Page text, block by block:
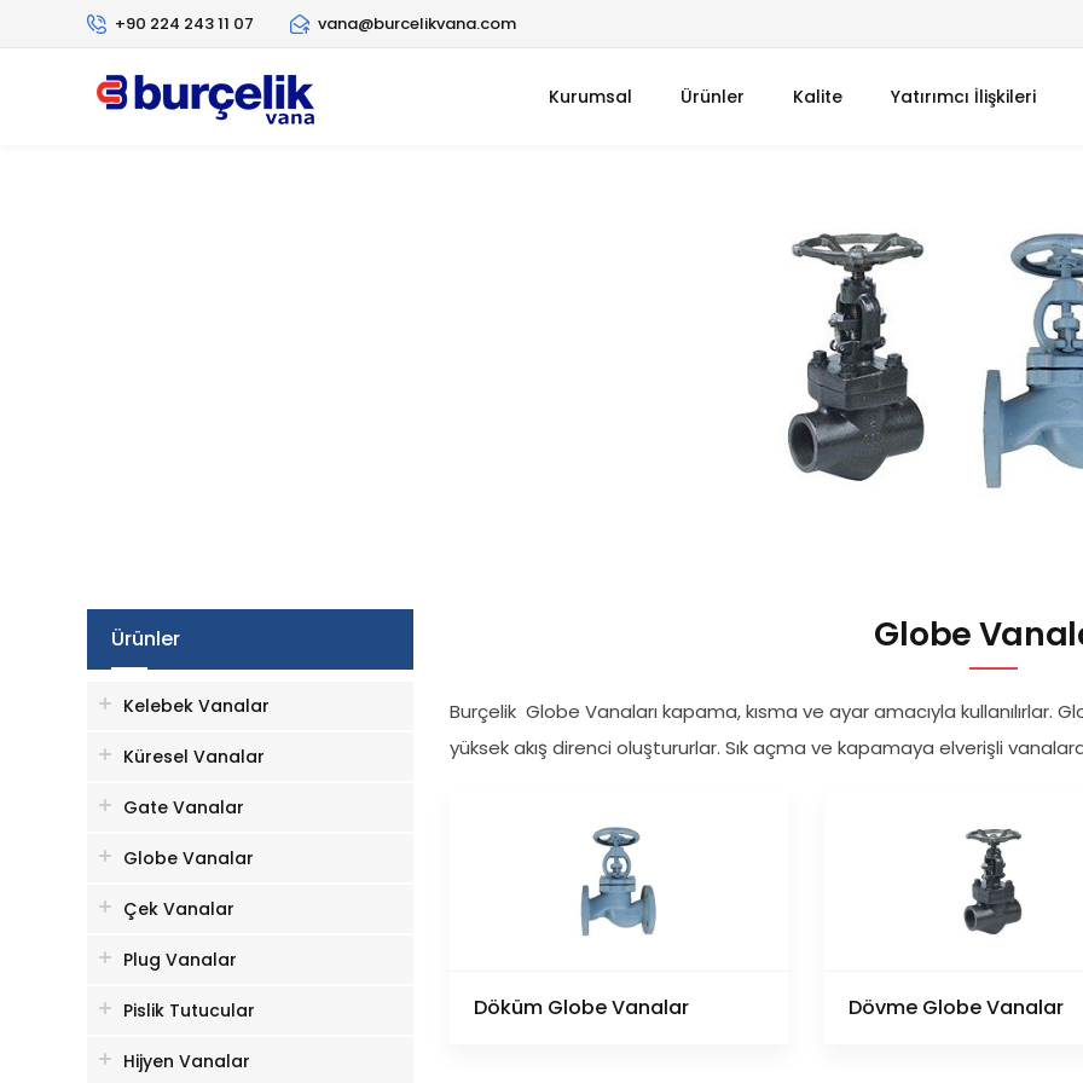
+90 224 243 11 07 vana@burcelikvana.com
Kurumsal Ürünler Kalite Yatırımcı İlişkileri
Ürünler
Kelebek Vanalar
Küresel Vanalar
Gate Vanalar
Globe Vanalar
Çek Vanalar
Plug Vanalar
Pislik Tutucular
Hijyen Vanalar
Globe
Burçelik Globe Vanaları kapama, kısma ve ayar amacıyla kullanılırlar.
yüksek akış direnci oluştururlar. Sık açma ve kapamaya elverişli
Döküm Globe Vanalar Dövme Globe Vanalar